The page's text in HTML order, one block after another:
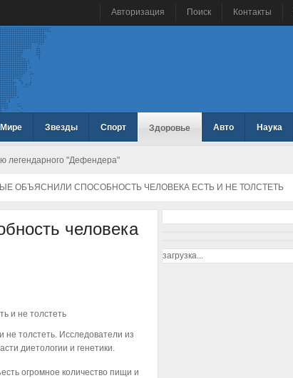
Авторизация Поиск Контакты
Звезды Спорт Здоровье Авто Наука
легендарного "Дефендера"
ОБЪЯСНИЛИ СПОСОБНОСТЬ ЧЕЛОВЕКА ЕСТЬ И НЕ ТОЛСТЕТЬ
человека
не толстеть. Исследователи из
диетологии и генетики.
огромное количество пищи и
загрузка...